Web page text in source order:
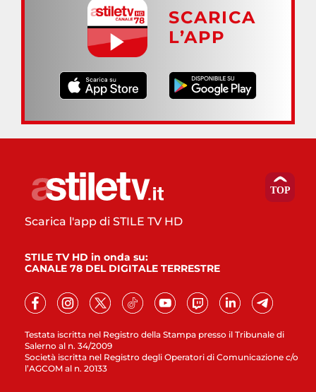
SCARICA
L’APP
Testata iscritta nel Registro della Stampa presso il Tribunale di
Salerno al n. 34/2009
Società iscritta nel Registro degli Operatori di Comunicazione c/o
l’AGCOM al n. 20133
Scarica l'app di STILE TV HD
STILE TV HD in onda su:
CANALE 78 DEL DIGITALE TERRESTRE